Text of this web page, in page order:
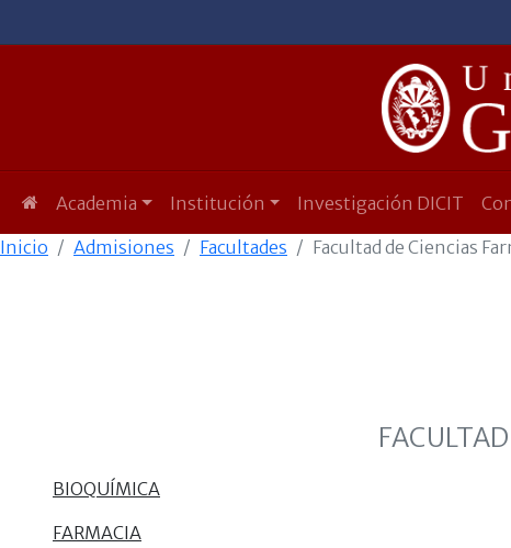
Academia Institución Investigación DICIT
Inicio
Admisiones Facultades Facultad de Ciencias
BIOQUÍMICA
FARMACIA